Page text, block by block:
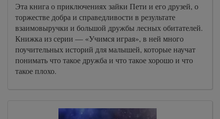
Эта книга о приключениях зайки Пети и его друзей, о
торжестве добра и справедливости в результате
взаимовыручки и большой дружбы лесных обитателей.
Книжка из серии — «Учимся играя», в ней много
поучительных историй для малышей, которые научат
понимать что такое дружба и что такое хорошо и что
такое плохо.